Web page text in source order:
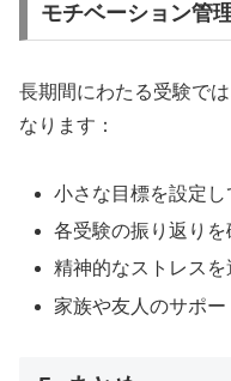
モチベーション管
長期間にわたる受験で
なります：
小さな目標を設定
各受験の振り返りを
精神的なストレス
家族や友人のサポ